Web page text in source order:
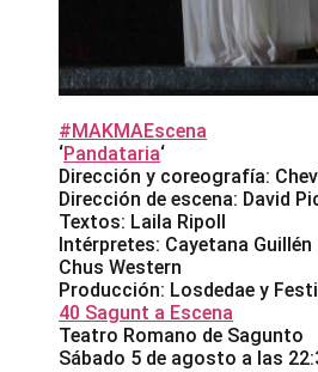
#MAKMAEscena
‘Pandataria‘
Dirección y coreografía:
Dirección de escena: David
Textos: Laila Ripoll
Intérpretes: Cayetana
Chus Western
Producción: Losdedae y
40 Sagunt a Escena
Teatro Romano de Sagunto
Sábado 5 de agosto a las